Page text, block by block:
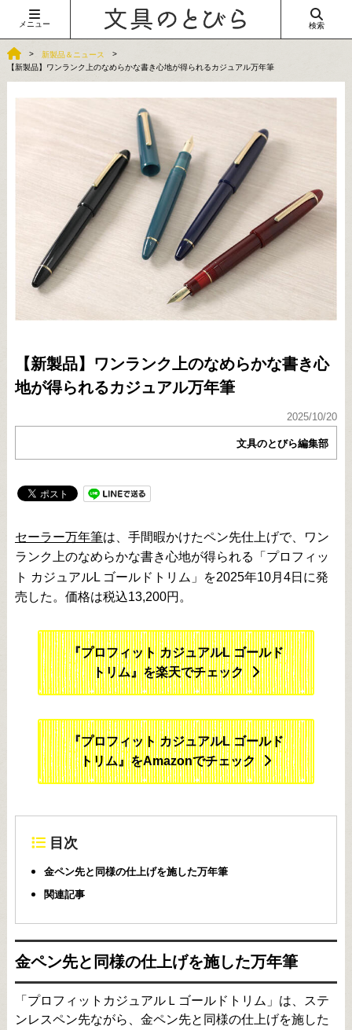
メニュー 検索
新製品＆ニュース
【新製品】ワンランク上のなめらかな書き心地が得られるカジュアル万年筆
【新製品】ワンランク上のなめらかな書き心
地が得られるカジュアル万年筆
2025/10/20
文具のとびら編集部
セーラー万年筆は、手間暇かけたペン先仕上げで、ワン
ランク上のなめらかな書き心地が得られる
「プロフィッ
ト カジュアルL ゴールドトリム」を2025年10月4日に発
売した。価格は税込13,200円。
『プロフィット カジュアルL ゴールド
トリム』を楽天でチェック
『プロフィット カジュアルL ゴールド
トリム』をAmazonでチェック
目次
金ペン先と同様の仕上げを施した万年筆
関連記事
金ペン先と同様の仕上げを施した万年筆
「プロフィットカジュアルＬゴールドトリム」は、ステ
ンレスペン先ながら、金ペン先と同様の仕上げを施した